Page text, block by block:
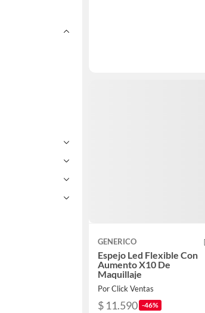
GENERICO
Espejo Led Flexible Con
Aumento X10 De
Maquillaje
Por Click Ventas
$ 11.590 -46%